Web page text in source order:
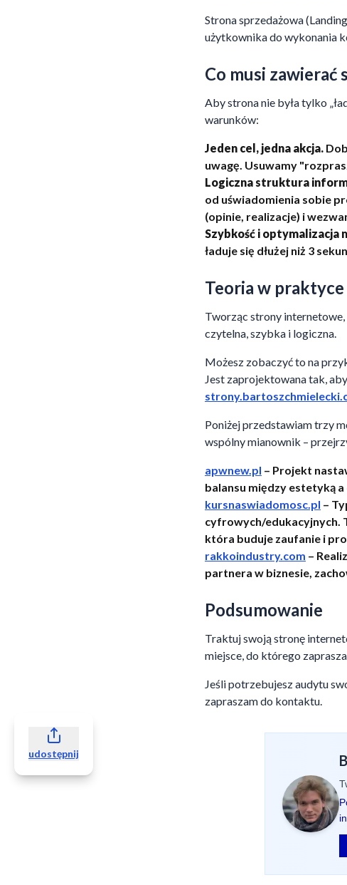
Strona sprzedażowa
użytkownika do wykonania
Co musi zawierać
Aby strona nie była tylko
warunków:
Jeden cel, jedna akcja.
uwagę. Usuwamy
Logiczna struktura
od uświadomienia sobie
(opinie, realizacje) i
Szybkość i optymalizacja
ładuje się dłużej niż 3
Teoria w
Tworząc strony internetowe,
czytelna, szybka i logiczna.
Możesz zobaczyć to na
Jest zaprojektowana tak,
Poniżej przedstawiam trzy
wspólny mianownik –
apwnew.pl – Projekt
balansu między estetyką
kursnaswiadomosc.pl –
cyfrowych/edukacyjnych.
która buduje zaufanie i
rakkoindustry.com –
partnera w biznesie,
Podsumowanie
Traktuj swoją stronę
miejsce, do którego
Jeśli potrzebujesz audytu
zapraszam do kontaktu.
udostępnij